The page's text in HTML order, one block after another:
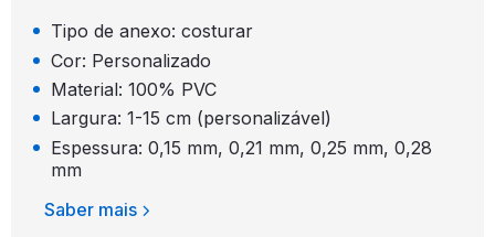
Tipo de anexo: costurar
Cor: Personalizado
Material: 100% PVC
Largura: 1-15 cm (personalizável)
Espessura: 0,15 mm, 0,21 mm, 0,25 mm, 0,28
mm
Saber mais